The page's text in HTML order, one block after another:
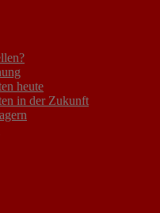
für die
nach
sofern die hierfür
die Qualitätsprüfdung,
zur
nicht erfüllt sind, wird das
um es künftig
des Stands
Erkenntnisse
Zwecken nutzen
der Einlagerung
derzeit gültigen
heute
in der Zukunft